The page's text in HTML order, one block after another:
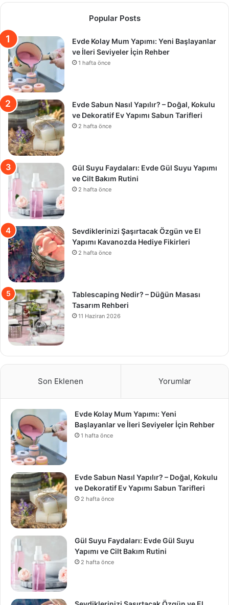
Popular Posts
Evde Kolay Mum Yapımı: Yeni Başlayanlar
ve İleri Seviyeler İçin Rehber
1 hafta önce
Evde Sabun Nasıl Yapılır? – Doğal, Kokulu
ve Dekoratif Ev Yapımı Sabun Tarifleri
2 hafta önce
Gül Suyu Faydaları: Evde Gül Suyu Yapımı
ve Cilt Bakım Rutini
2 hafta önce
Sevdiklerinizi Şaşırtacak Özgün ve El
Yapımı Kavanozda Hediye Fikirleri
2 hafta önce
Tablescaping Nedir? – Düğün Masası
Tasarım Rehberi
11 Haziran 2026
Son Eklenen Yorumlar
Evde Kolay Mum Yapımı: Yeni
Başlayanlar ve İleri Seviyeler İçin Rehber
1 hafta önce
Evde Sabun Nasıl Yapılır? – Doğal, Kokulu
ve Dekoratif Ev Yapımı Sabun Tarifleri
2 hafta önce
Gül Suyu Faydaları: Evde Gül Suyu
Yapımı ve Cilt Bakım Rutini
2 hafta önce